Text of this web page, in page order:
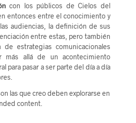
con los públicos de Cielos del
entonces entre el conocimiento y
audiencias, la definición de sus
entre estas, pero también
de estrategias comunicacionales
más allá de un acontecimiento
para pasar a ser parte del día a día
las que creo deben explorarse en
content.